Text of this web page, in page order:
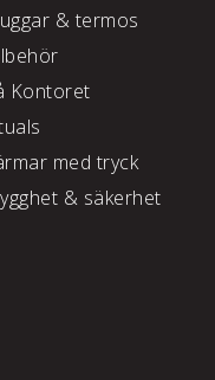
& termos
Kontoret
med tryck
& säkerhet